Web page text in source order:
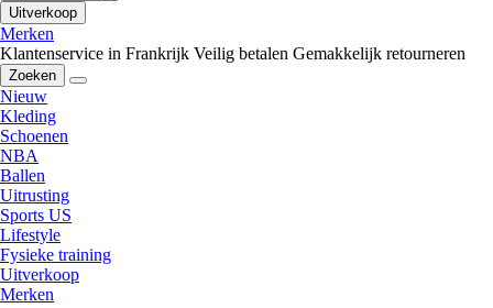
Uitverkoop
Merken
Klantenservice in Frankrijk Veilig betalen Gemakkelijk retourneren
Zoeken
Nieuw
Kleding
Schoenen
NBA
Ballen
Uitrusting
Sports US
Lifestyle
Fysieke training
Uitverkoop
Merken